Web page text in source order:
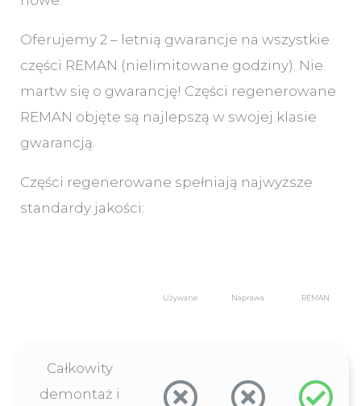
Oferujemy 2 – letnią gwarancje na wszystkie
części REMAN (nielimitowane godziny). Nie
martw się o gwarancję! Części regenerowane
REMAN objęte są najlepszą w swojej klasie
gwarancją.
Części regenerowane spełniają najwyższe
standardy jakości:
Używane Naprawa REMAN
Całkowity
demontaż i